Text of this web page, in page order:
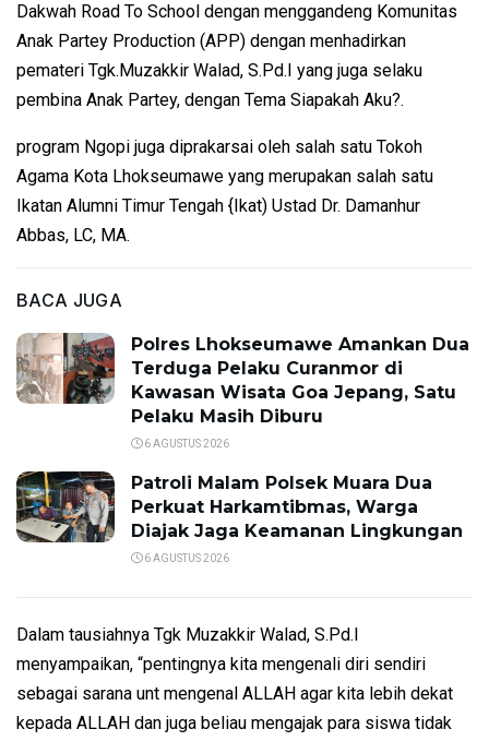
Dakwah Road To School dengan menggandeng Komunitas
Anak Partey Production (APP) dengan menhadirkan
pemateri Tgk.Muzakkir Walad, S.Pd.I yang juga selaku
pembina Anak Partey, dengan Tema Siapakah Aku?.
program Ngopi juga diprakarsai oleh salah satu Tokoh
Agama Kota Lhokseumawe yang merupakan salah satu
Ikatan Alumni Timur Tengah {Ikat) Ustad Dr. Damanhur
Abbas, LC, MA.
BACA JUGA
Polres Lhokseumawe Amankan Dua
Terduga Pelaku Curanmor di
Kawasan Wisata Goa Jepang, Satu
Pelaku Masih Diburu
6 AGUSTUS 2026
Patroli Malam Polsek Muara Dua
Perkuat Harkamtibmas, Warga
Diajak Jaga Keamanan Lingkungan
6 AGUSTUS 2026
Dalam tausiahnya Tgk Muzakkir Walad, S.Pd.I
menyampaikan, “pentingnya kita mengenali diri sendiri
sebagai sarana unt mengenal ALLAH agar kita lebih dekat
kepada ALLAH dan juga beliau mengajak para siswa tidak